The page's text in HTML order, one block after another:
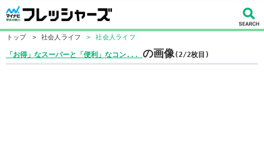
トップ > 社会人ライフ > 社会人ライフ
「お得」なスーパーと「便利」なコン... の画像(2/2枚目)